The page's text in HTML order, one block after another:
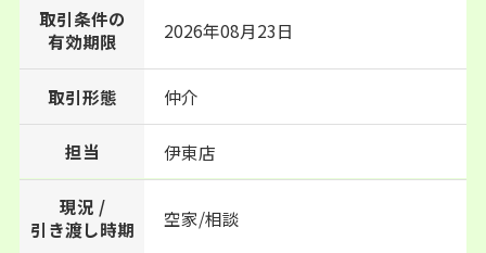
取引条件の
有効期限
2026年08月23日
取引形態 仲介
担当 伊東店
現況 /
引き渡し時期
空家/相談